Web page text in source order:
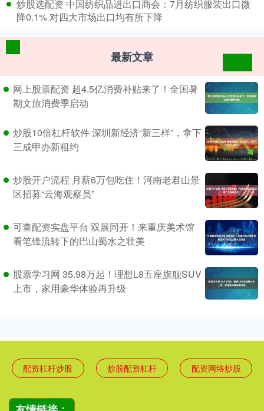
​炒股选配资 中国纺织品进出口商会：7月纺织服装出口微
降0.1% 对四大市场出口均有所下降
最新文章
网上股票配资 超4.5亿消费补贴来了！全国暑
期文旅消费季启动
炒股10倍杠杆软件 深圳新经济“新三样”，拿下
三成甲办新租约
炒股开户流程 月薪6万包吃住！河南老君山景
区招募“云海观察员”
可查配资实盘平台 双展同开！来重庆美术馆
看笔锋流转下的巴山蜀水之壮美
股票学习网 35.98万起！理想L8五座旗舰SUV
上市，家用豪华体验再升级
配资杠杆炒股 炒股配资杠杆 配资网络炒股